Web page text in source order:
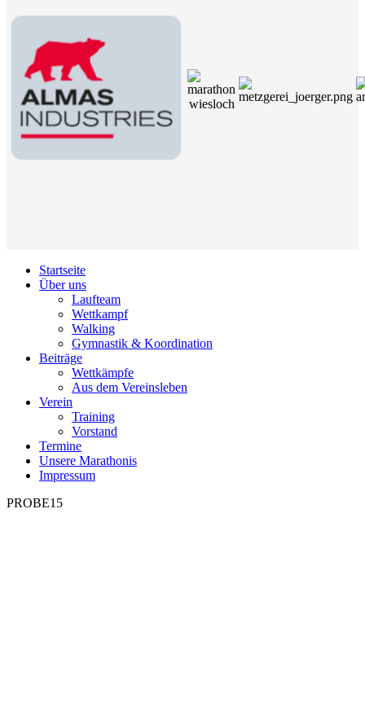
Startseite
Über uns
Laufteam
Wettkampf
Walking
Gymnastik & Koordination
Beiträge
Wettkämpfe
Aus dem Vereinsleben
Verein
Training
Vorstand
Termine
Unsere Marathonis
Impressum